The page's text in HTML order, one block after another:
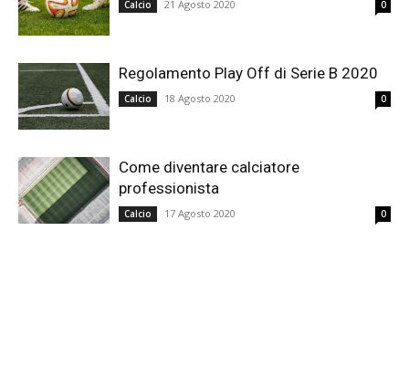
Calcio 21 Agosto 2020 0
Regolamento Play Off di Serie B 2020
Calcio 18 Agosto 2020 0
Come diventare calciatore
professionista
Calcio 17 Agosto 2020 0